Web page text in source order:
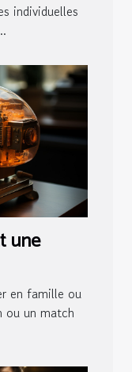
individuelles
une
en famille ou
ou un match